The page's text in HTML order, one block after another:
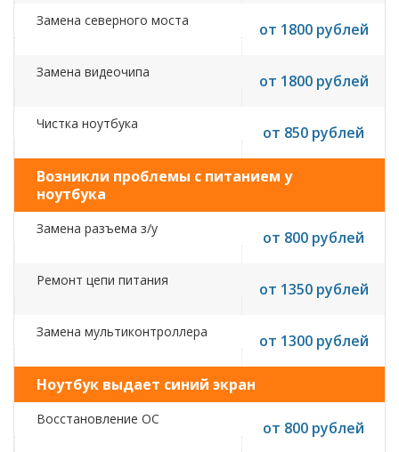
Замена северного моста от 1800 рублей
Замена видеочипа от 1800 рублей
Чистка ноутбука от 850 рублей
Возникли проблемы с питанием у
ноутбука
Замена разъема з/у от 800 рублей
Ремонт цепи питания от 1350 рублей
Замена мультиконтроллера от 1300 рублей
Ноутбук выдает синий экран
Восстановление ОС от 800 рублей